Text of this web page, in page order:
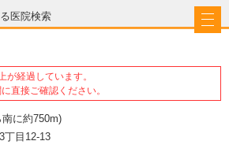
医院検索
が経過しています。
直接ご確認ください。
南に約750m)
丁目12-13